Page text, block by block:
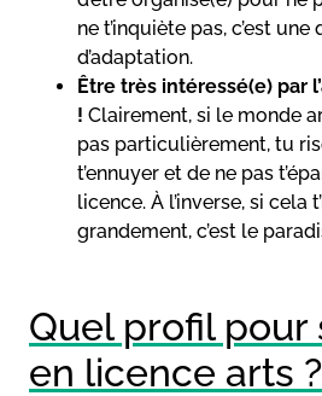
ne t’inquiète pas, c’est
d’adaptation.
Être très intéressé(e) par
! Clairement, si le monde
pas particulièrement, tu
t’ennuyer et de ne pas
licence. À l’inverse, si cela
grandement, c’est le
Quel profil pour
en licence arts ?